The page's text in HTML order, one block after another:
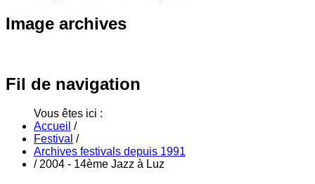
Image archives
Fil de navigation
Vous êtes ici :
Accueil /
Festival /
Archives festivals depuis 1991
/ 2004 - 14ème Jazz à Luz